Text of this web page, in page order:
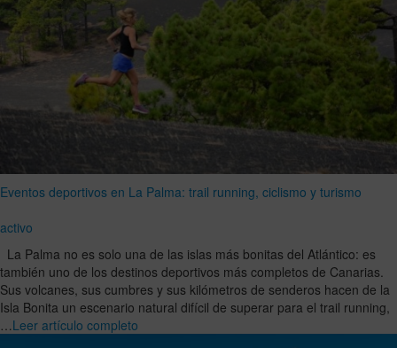
Eventos deportivos en La Palma: trail running, ciclismo y turismo
activo
La Palma no es solo una de las islas más bonitas del Atlántico: es
también uno de los destinos deportivos más completos de Canarias.
Sus volcanes, sus cumbres y sus kilómetros de senderos hacen de la
Isla Bonita un escenario natural difícil de superar para el trail running,
…Leer artículo completo